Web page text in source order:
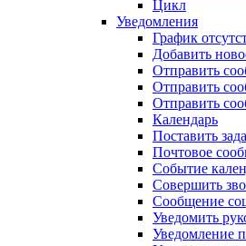
Цикл
Уведомления
График
Добавить
Отправить
Отправить
Отправить
Календарь
Поставить
Почтовое
Событие
Совершить
Сообщение
Уведомить
Уведомление